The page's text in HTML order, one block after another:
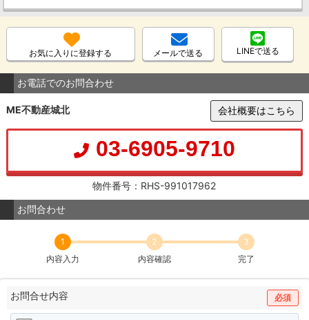
お気に入りに登録する メールで送る LINEで送る
お電話でのお問合わせ
ME不動産城北 会社概要はこちら
03-6905-9710
物件番号：RHS-991017962
お問合わせ
1
内容入力
2
内容確認
3
完了
お問合せ内容 必須